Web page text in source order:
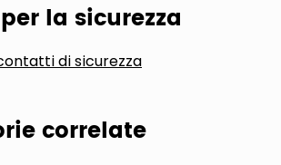
la sicurezza
di sicurezza
correlate